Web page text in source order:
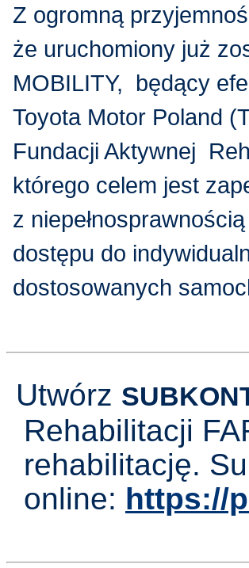
Z ogromną
że uruchomiony już
MOBILITY, będący
Toyota Motor Poland
Fundacji Aktywnej
którego celem jest
z
dostępu do
dostosowanych
Utwórz
Rehabilitacji
rehabilitację.
online: https://